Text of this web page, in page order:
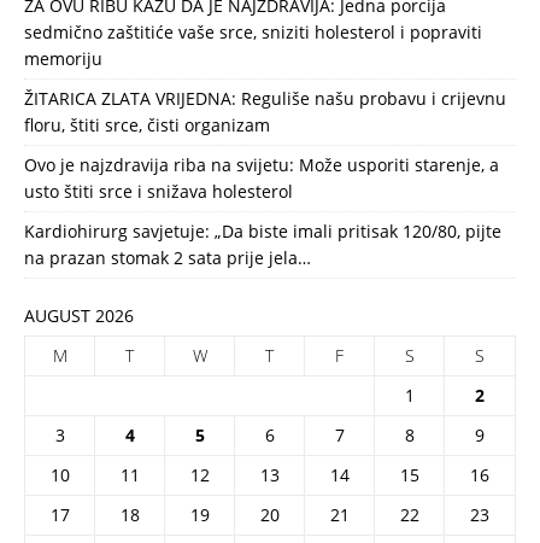
ZA OVU RIBU KAŽU DA JE NAJZDRAVIJA: Jedna porcija
sedmično zaštitiće vaše srce, sniziti holesterol i popraviti
memoriju
ŽITARICA ZLATA VRIJEDNA: Reguliše našu probavu i crijevnu
floru, štiti srce, čisti organizam
Ovo je najzdravija riba na svijetu: Može usporiti starenje, a
usto štiti srce i snižava holesterol
Kardiohirurg savjetuje: „Da biste imali pritisak 120/80, pijte
na prazan stomak 2 sata prije jela…
AUGUST 2026
M
T W T F S
S
1
2
3
4 5 6 7 8
9
10
11 12 13 14 15
16
17
18 19 20 21 22 23